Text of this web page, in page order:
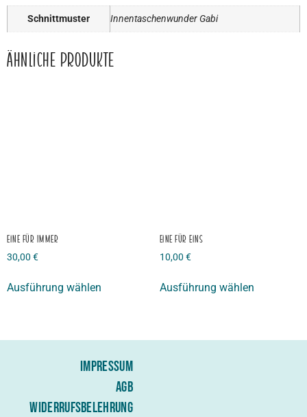
Schnittmuster Innentaschenwunder Gabi
Ähnliche Produkte
Eine für Immer
30,00 €
Ausführung wählen
Eine für Eins
10,00 €
Ausführung wählen
IMPRESSUM
AGB
WIDERRUFSBELEHRUNG